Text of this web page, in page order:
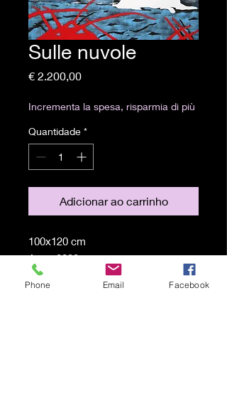
Sulle nuvole
€ 2.200,00Preço
Incrementa la spesa, risparmia di più
Quantidade *
Adicionar ao carrinho
100x120 cm
Anno 2022
Acrilico su tela
Phone Email Facebook